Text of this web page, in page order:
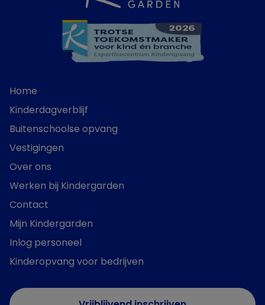
Home
Kinderdagverblijf
Buitenschoolse opvang
Vestigingen
Over ons
Werken bij Kindergarden
Contact
Mijn Kindergarden
Inlog personeel
Kinderopvang voor bedrijven